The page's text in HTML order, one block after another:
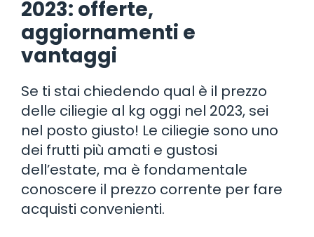
2023: offerte,
aggiornamenti e
vantaggi
Se ti stai chiedendo qual è il prezzo
delle ciliegie al kg oggi nel 2023, sei
nel posto giusto! Le ciliegie sono uno
dei frutti più amati e gustosi
dell’estate, ma è fondamentale
conoscere il prezzo corrente per fare
acquisti convenienti.